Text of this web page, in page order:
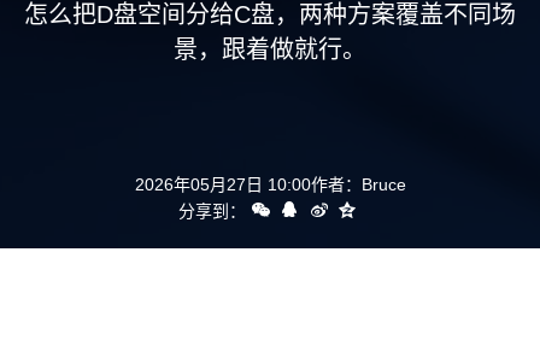
怎么把D盘空间分给C盘，两种方案覆盖不同场
景，跟着做就行。
2026年05月27日 10:00作者： Bruce
分享到：